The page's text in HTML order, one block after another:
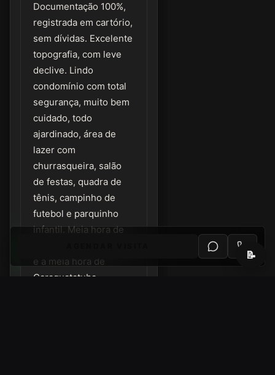
Documentação 100%,
registrada em cartório,
sem dívidas. Excelente
topografia, com leve
declive. Lindo
condomínio com total
segurança, muito bem
cuidado, todo
ajardinado, área de
lazer com
churrasqueira, salão
de festas, quadra de
tênis, campinho de
futebol e parquinho
infantil. Meia hora de
e a meia hora de
Caraguatatuba
📝